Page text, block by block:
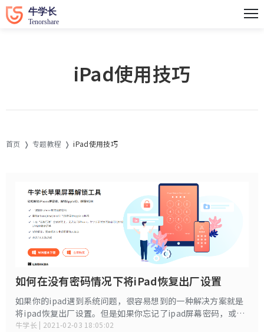
iPad使用技巧
首页 专题教程 iPad使用技巧
如何在没有密码情况下将iPad恢复出厂设置
如果你的ipad遇到系统问题，很容易想到的一种解决方案就是
将ipad恢复出厂设置。但是如果你忘记了ipad屏幕密码，或者
不喜欢用iTunes怎么办呢？本指南将介绍如何在没有密码或者
牛学长 | 2021-02-03 18:05:02